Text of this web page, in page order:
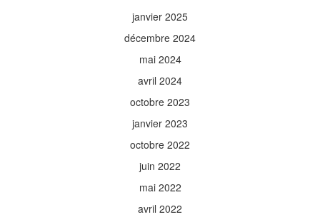
janvier 2025
décembre 2024
mai 2024
avril 2024
octobre 2023
janvier 2023
octobre 2022
juin 2022
mai 2022
avril 2022